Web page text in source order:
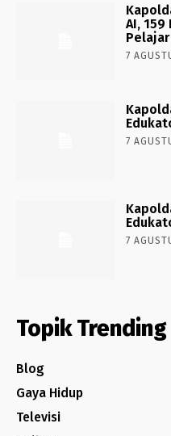
AI,
Pelajar
7
7
7
Topik Trending
Blog
Gaya Hidup
Televisi